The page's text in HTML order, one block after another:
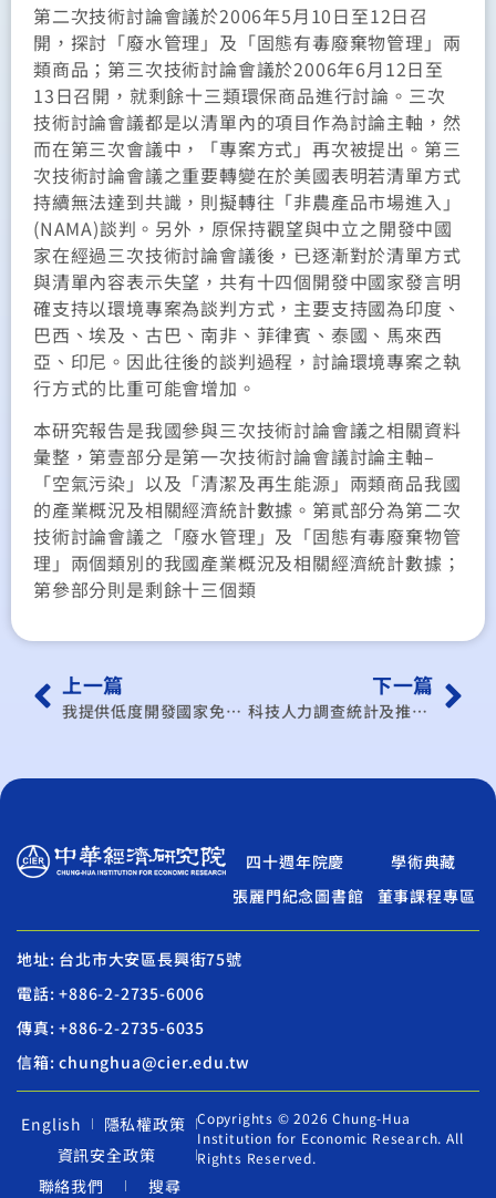
第二次技術討論會議於2006年5月10日至12日召
開，探討「廢水管理」及「固態有毒廢棄物管理」兩
類商品；第三次技術討論會議於2006年6月12日至
13日召開，就剩餘十三類環保商品進行討論。三次
技術討論會議都是以清單內的項目作為討論主軸，然
而在第三次會議中，「專案方式」再次被提出。第三
次技術討論會議之重要轉變在於美國表明若清單方式
持續無法達到共識，則擬轉往「非農產品市場進入」
(NAMA)談判。另外，原保持觀望與中立之開發中國
家在經過三次技術討論會議後，已逐漸對於清單方式
與清單內容表示失望，共有十四個開發中國家發言明
確支持以環境專案為談判方式，主要支持國為印度、
巴西、埃及、古巴、南非、菲律賓、泰國、馬來西
亞、印尼。因此往後的談判過程，討論環境專案之執
行方式的比重可能會增加。
本研究報告是我國參與三次技術討論會議之相關資料
彙整，第壹部分是第一次技術討論會議討論主軸–
「空氣污染」以及「清潔及再生能源」兩類商品我國
的產業概況及相關經濟統計數據。第貳部分為第二次
技術討論會議之「廢水管理」及「固態有毒廢棄物管
理」兩個類別的我國產業概況及相關經濟統計數據；
第參部分則是剩餘十三個類
上一篇
我提供低度開發國家免關稅免配額待遇對我產業衝擊之研究
下一篇
科技人力調查統計及推估預測方法之研究
四十週年院慶
學術典藏
張麗門紀念圖書館
董事課程專區
地址: 台北市大安區長興街75號
電話: +886-2-2735-6006
傳真: +886-2-2735-6035
信箱: chunghua@cier.edu.tw
English
隱私權政策
資訊安全政策
聯絡我們
搜尋
Copyrights © 2026 Chung-Hua
Institution for Economic Research. All
Rights Reserved.